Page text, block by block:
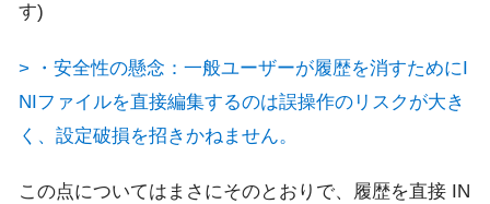
す)
> ・安全性の懸念：一般ユーザーが履歴を消すためにI
NIファイルを直接編集するのは誤操作のリスクが大き
く、設定破損を招きかねません。
この点についてはまさにそのとおりで、履歴を直接 IN